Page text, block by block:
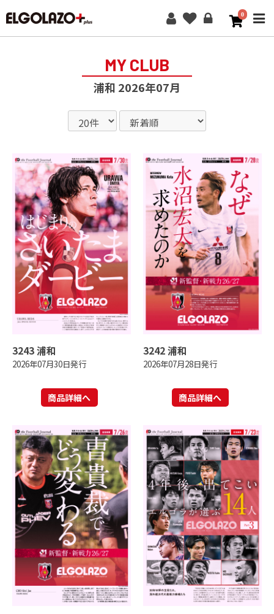
0
MY CLUB
浦和 2026年07月
3243 浦和
2026年07月30日発行
商品詳細へ
3242 浦和
2026年07月28日発行
商品詳細へ